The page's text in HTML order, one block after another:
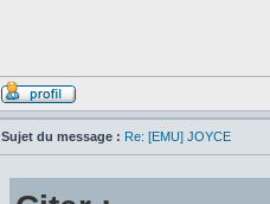
Sujet du message : Re: [EMU] JOYCE